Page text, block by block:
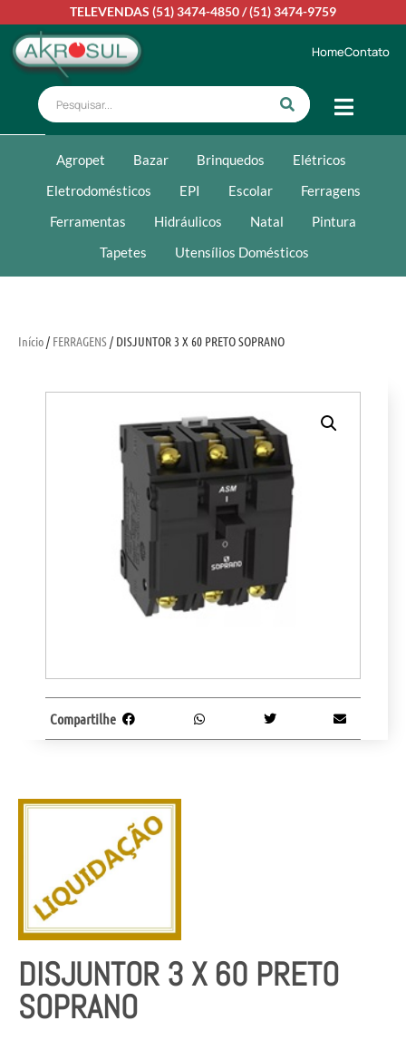
TELEVENDAS (51) 3474-4850/(51) 3474-9759
HomeContato
Agropet Bazar Brinquedos
Elétricos
Eletrodomésticos
EPI Escolar
Ferragens
Ferramentas
Hidráulicos Natal
Pintura
Tapetes
Utensílios Domésticos
Início/ FERRAGENS/ DISJUNTOR 3 X 60 PRETO SOPRANO
DISJUNTOR 3 X 60 PRETO
SOPRANO
Compartilhe